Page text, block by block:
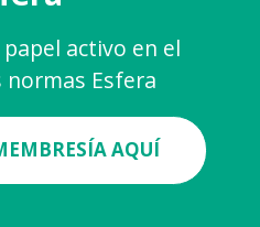
activo en el
Esfera
AQUÍ